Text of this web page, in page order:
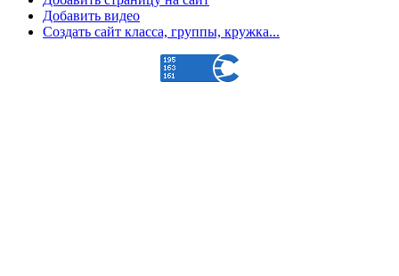
Добавить видео
Создать сайт класса, группы, кружка...